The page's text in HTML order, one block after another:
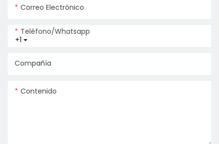
Correo Electrónico
+1
Teléfono/whatsapp
Compañía
Contenido